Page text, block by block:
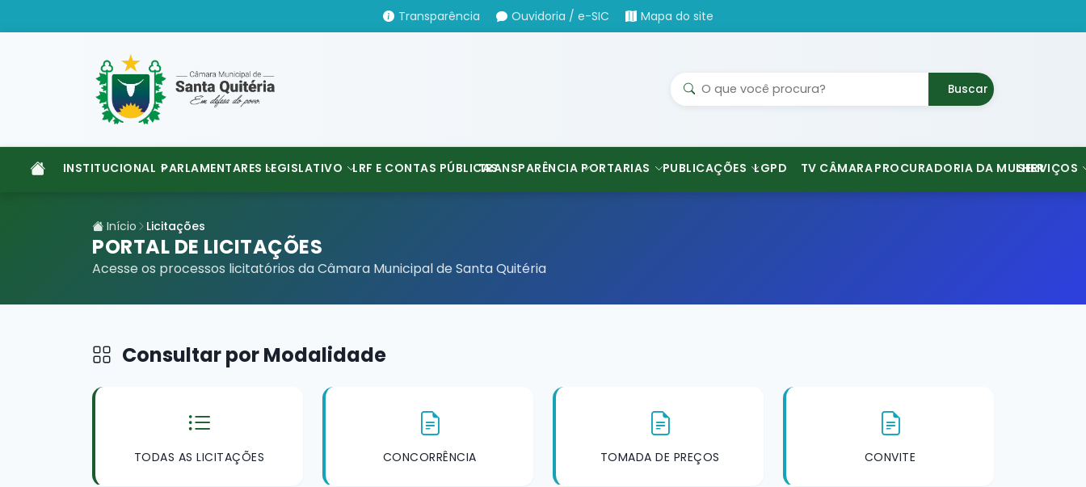
Transparência Ouvidoria / e-SIC Mapa do site
Buscar
INSTITUCIONAL PARLAMENTARES LEGISLATIVO LRF E CONTAS PÚBLICASTRANSPARÊNCIA PORTARIAS PUBLICAÇÕES LGPD TV CÂMARAPROCURADORIA DA MULHERSERVIÇOS
Início Licitações
PORTAL DE LICITAÇÕES
Acesse os processos licitatórios da Câmara Municipal de Santa Quitéria
Consultar por Modalidade
TODAS AS LICITAÇÕES CONCORRÊNCIA TOMADA DE PREÇOS CONVITE